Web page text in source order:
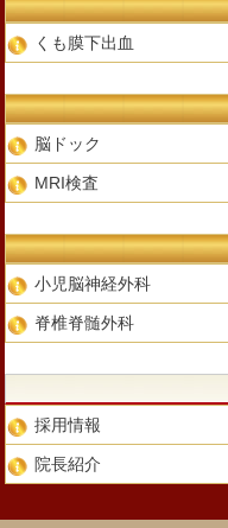
くも膜下出血
脳ドック
MRI検査
小児脳神経外科
脊椎脊髄外科
採用情報
院長紹介